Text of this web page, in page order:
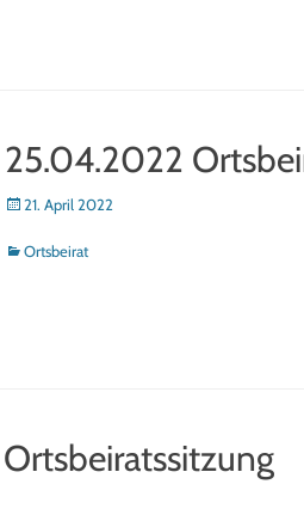
25.04.2022
Posted
21. April 2022
Kategorien
Ortsbeirat